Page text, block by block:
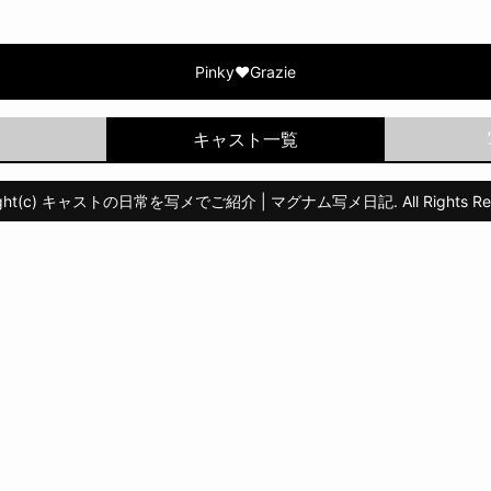
| Pinky♥Grazie
キャストの日常を写メでご紹介 | マグナム写メ日記. All Rights